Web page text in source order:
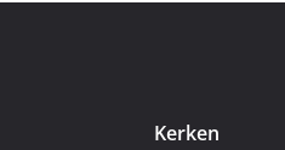
Kerken